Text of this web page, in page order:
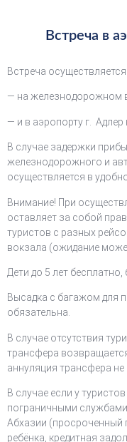
Встреча в
Встреча осуществляется:
— на железнодорожном
— и в аэропорту г. Адлер
В случае задержки
железнодорожного и
осуществляется в
Внимание! При
оставляет за собой
туристов с разных
вокзала (ожидание
Дети до 5 лет бесплатно,
Высадка с багажом для
обязательна.
В случае отсутствия
трансфера
аннуляция трансфера
В случае если у
пограничными
Абхазии (просроченный
ребёнка, кредитная